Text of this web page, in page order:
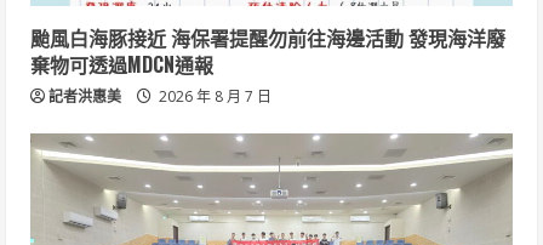
颱風白海豚接近 海保署提醒勿前往海邊活動 發現海洋廢
棄物可透過MDCN通報
記者洪惠美 2026 年 8 月 7 日